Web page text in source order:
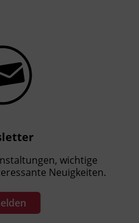
wichtige
Neuigkeiten.